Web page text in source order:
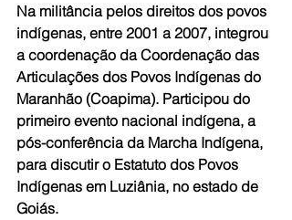
Na militância pelos direitos dos povos
indígenas, entre 2001 a 2007, integrou
a coordenação da Coordenação das
Articulações dos Povos Indígenas do
Maranhão (Coapima). Participou do
primeiro evento nacional indígena, a
pós-conferência da Marcha Indígena,
para discutir o Estatuto dos Povos
Indígenas em Luziânia, no estado de
Goiás.